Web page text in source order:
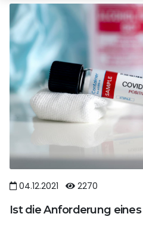
04.12.2021 2270
Ist die Anforderung